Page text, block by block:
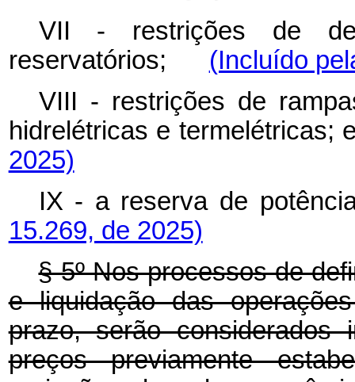
VII - restrições de
reservatórios; (Incluído
VIII - restrições de
hidrelétricas e
2025)
IX - a reserva de
15.269, de 2025)
§ 5º Nos processos de
e liquidação das
prazo, serão
preços previamente